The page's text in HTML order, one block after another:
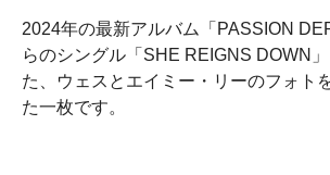
2024年の最新アルバム「PASSION
らのシングル「SHE REIGNS DOWN
た、ウェスとエイミー・リーのフォト
た一枚です。